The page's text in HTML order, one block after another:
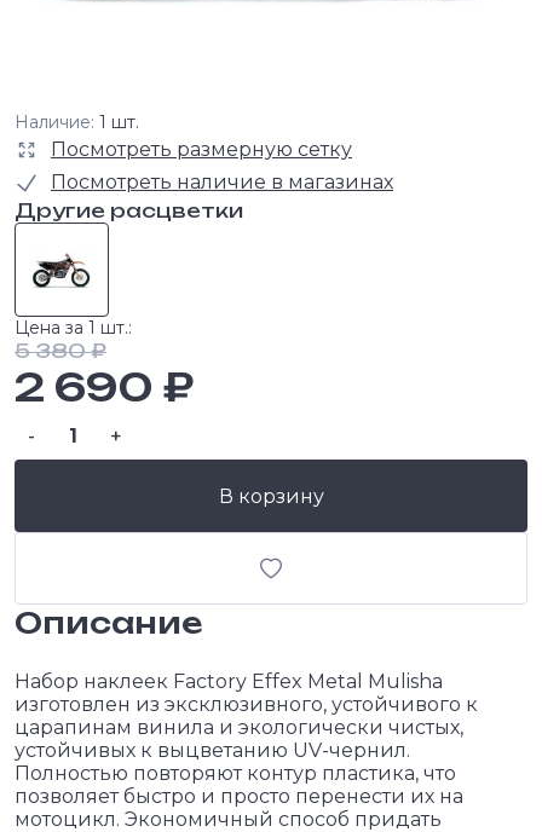
Описание
Набор наклеек Factory Effex Metal Mulisha
изготовлен из эксклюзивного, устойчивого к
царапинам винила и экологически чистых,
устойчивых к выцветанию UV-чернил.
Полностью повторяют контур пластика, что
позволяет быстро и просто перенести их на
мотоцикл. Экономичный способ придать
Наличие: 1 шт.
Посмотреть размерную сетку
Посмотреть наличие в магазинах
Другие расцветки
Цена за 1 шт.:
5 380 ₽
2 690 ₽
- +
В корзину